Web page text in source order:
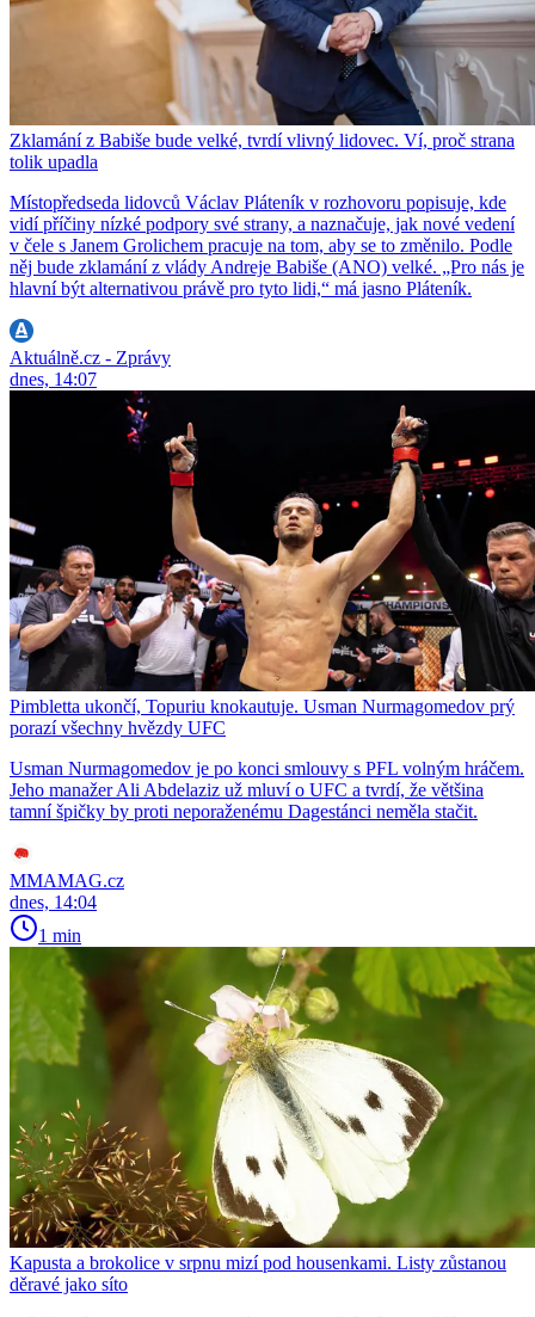
Zklamání z Babiše bude velké, tvrdí vlivný lidovec. Ví, proč strana
tolik upadla
Místopředseda lidovců Václav Pláteník v rozhovoru popisuje, kde
vidí příčiny nízké podpory své strany, a naznačuje, jak nové vedení
v čele s Janem Grolichem pracuje na tom, aby se to změnilo. Podle
něj bude zklamání z vlády Andreje Babiše (ANO) velké. „Pro nás je
hlavní být alternativou právě pro tyto lidi,“ má jasno Pláteník.
Aktuálně.cz - Zprávy
dnes, 14:07
Pimbletta ukončí, Topuriu knokautuje. Usman Nurmagomedov prý
porazí všechny hvězdy UFC
Usman Nurmagomedov je po konci smlouvy s PFL volným hráčem.
Jeho manažer Ali Abdelaziz už mluví o UFC a tvrdí, že většina
tamní špičky by proti neporaženému Dagestánci neměla stačit.
MMAMAG.cz
dnes, 14:04
1 min
Kapusta a brokolice v srpnu mizí pod housenkami. Listy zůstanou
děravé jako síto